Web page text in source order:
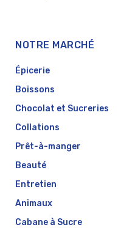
NOTRE MARCHÉ
Épicerie
Boissons
Chocolat et Sucreries
Collations
Prêt-à-manger
Beauté
Entretien
Animaux
Cabane à Sucre